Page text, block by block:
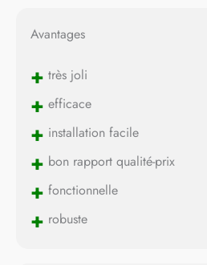
Avantages
+ très joli
+ efficace
+ installation facile
+ bon rapport qualité-prix
+ fonctionnelle
+ robuste